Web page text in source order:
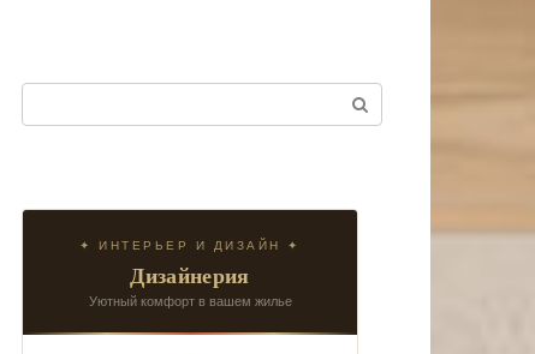
✦ ИНТЕРЬЕР И ДИЗАЙН ✦
Дизайнерия
Уютный комфорт в вашем жилье